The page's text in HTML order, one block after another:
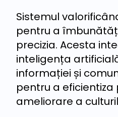
Sistemul
pentru a
precizia. Acesta
inteligența
informației și
pentru a eficientiza
ameliorare a